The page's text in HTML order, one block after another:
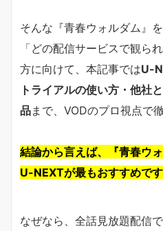
そんな『青春ウォルダム』
「どの配信サービスで観ら
方に向けて、本記事ではU-
トライアルの使い方・他社
品まで、VODのプロ視点で
結論から言えば、『青春ウ
U-NEXTが最もおすすめです
なぜなら、全話見放題配信